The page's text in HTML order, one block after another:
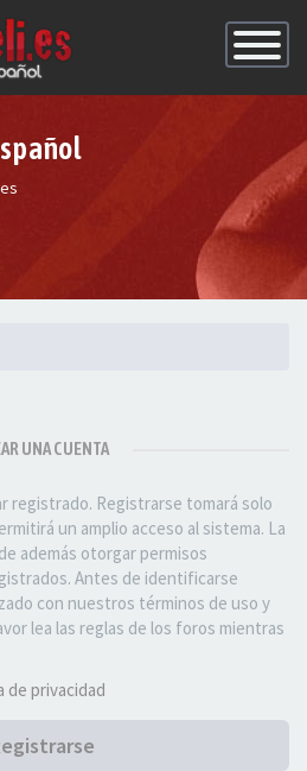
de
UNA CUENTA
registrado. Registrarse tomará solo
un amplio acceso al sistema. La
además otorgar permisos
Antes de identificarse
con nuestros términos de uso y
lea las reglas de los foros mientras
de privacidad